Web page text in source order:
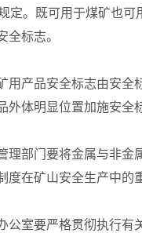
定。既可用于煤矿也
全标志。
品安全标志由安全标
体明显位置加施安全
门要将金属与非金
度在矿山安全生产中的
要严格贯彻执行有